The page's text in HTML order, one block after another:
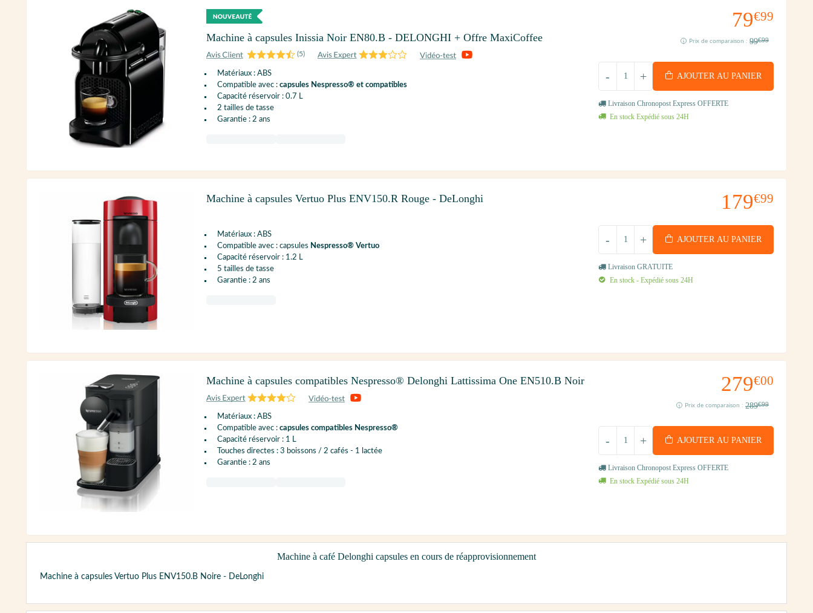
Machine à capsules Inissia Noir EN80.B - DELONGHI + Offre MaxiCoffee
(5)
Matériaux : ABS
Compatible avec : capsules Nespresso® et compatibles
Capacité réservoir : 0.7 L
2 tailles de tasse
Garantie : 2 ans
79€99
Prix de comparaison : 99€99
+
- AJOUTER AU PANIER
Livraison Chronopost Express OFFERTE
En stock Expédié sous 24H
Machine à capsules Vertuo Plus ENV150.R Rouge - DeLonghi
Matériaux : ABS
Compatible avec : capsules Nespresso® Vertuo
Capacité réservoir : 1.2 L
5 tailles de tasse
Garantie : 2 ans
179€99
+
- AJOUTER AU PANIER
Livraison GRATUITE
En stock - Expédié sous 24H
Machine à capsules compatibles Nespresso® Delonghi Lattissima One EN510.B Noir
Matériaux : ABS
Compatible avec : capsules compatibles Nespresso®
Capacité réservoir : 1 L
Touches directes : 3 boissons / 2 cafés - 1 lactée
Garantie : 2 ans
279€00
Prix de comparaison : 289€99
+
- AJOUTER AU PANIER
Livraison Chronopost Express OFFERTE
En stock Expédié sous 24H
Machine à café Delonghi capsules en cours de réapprovisionnement
Machine à capsules Vertuo Plus ENV150.B Noire - DeLonghi